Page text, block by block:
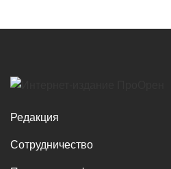
Редакция
Сотрудничество